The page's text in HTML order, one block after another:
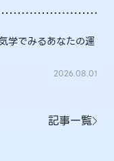
学でみるあなたの運
2026.08.01
記事一覧